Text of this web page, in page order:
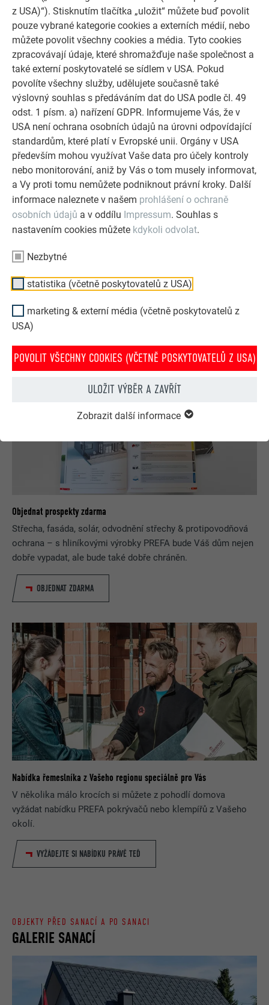
z USA)“). Stisknutím tlačítka „uložit“ můžete buď povolit
pouze vybrané kategorie cookies a externích médií, nebo
můžete povolit všechny cookies a média. Tyto cookies
zpracovávají údaje, které shromažďuje naše společnost a
také externí poskytovatelé se sídlem v USA. Pokud
povolíte všechny služby, udělujete současně také
výslovný souhlas s předáváním dat do USA podle čl. 49
odst. 1 písm. a) nařízení GDPR. Informujeme Vás, že v
USA není ochrana osobních údajů na úrovni odpovídající
standardům, které platí v Evropské unii. Orgány v USA
především mohou využívat Vaše data pro účely kontroly
nebo monitorování, aniž by Vás o tom musely informovat,
a Vy proti tomu nemůžete podniknout právní kroky. Další
informace naleznete v našem prohlášení o ochraně
osobních údajů a v oddílu Impressum. Souhlas s
nastavením cookies můžete kdykoli odvolat.
Nezbytné
statistika (včetně poskytovatelů z USA)
marketing & externí média (včetně poskytovatelů z
USA)
POVOLIT VŠECHNY COOKIES (VČETNĚ POSKYTOVATELŮ Z USA)
ULOŽIT VÝBĚR A ZAVŘÍT
Zobrazit další informace
PROHLÉDNĚTE SI VÍCE REFERENCÍ
Navrhněte svůj dům (snů) pomocí PREFA online
konfigurátoru. Pro zajímavé ztvárnění střechy a fasády
si můžete vybírat z bohaté nabídky výrobků a barev.
Objednat prospekty zdarma
Střecha, fasáda, solár, odvodnění střechy & protipovodňová
ochrana – s hliníkovými výrobky PREFA bude Váš dům nejen
dobře vypadat, ale bude také dobře chráněn.
OBJEDNAT ZDARMA
Nabídka řemeslníka z Vašeho regionu speciálně pro Vás
V několika málo krocích si můžete z pohodlí domova
vyžádat nabídku PREFA pokrývačů nebo klempířů z Vašeho
okolí.
VYŽÁDEJTE SI NABÍDKU PRÁVĚ TEĎ
GALERIE SANACÍ
OBJEKTY PŘED SANACÍ A PO SANACI